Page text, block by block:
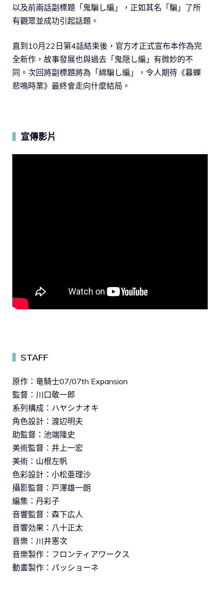
以及前兩話副標題「鬼騙し編」，正如其名「騙」了所
有觀眾並成功引起話題。
直到10月22日第4話結束後，官方才正式宣布本作為完
全新作，故事發展也與過去「鬼隠し編」有微妙的不
同。次回將副標題將為「綿騙し編」，令人期待《暮蟬
悲鳴時業》最終會走向什麼結局。
宣傳影片
STAFF
原作：竜騎士07/07th Expansion
監督：川口敬一郎
系列構成：ハヤシナオキ
角色設計：渡辺明夫
助監督：池端隆史
美術監督：井上一宏
美術：山根左帆
色彩設計：小松亜理沙
攝影監督：戸澤雄一朗
編集：丹彩子
音響監督：森下広人
音響効果：八十正太
音樂：川井憲次
音樂製作：フロンティアワークス
動畫製作：パッショーネ